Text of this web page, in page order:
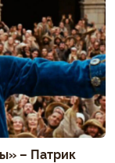
– Патрик